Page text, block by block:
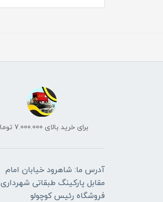
برای خرید بالای 7.000.000 تومان
آدرس ما: شاهرود خیابان امام
مقابل پارکینگ طبقاتی شهرداری
فروشگاه رئیس کوچولو